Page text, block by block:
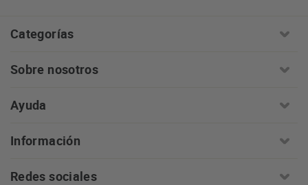
Categorías
Sobre nosotros
Ayuda
Información
Redes sociales